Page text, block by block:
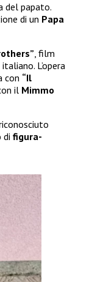
del papato.
di un Papa
, film
L’opera
con “Il
il Mimmo
di figura-